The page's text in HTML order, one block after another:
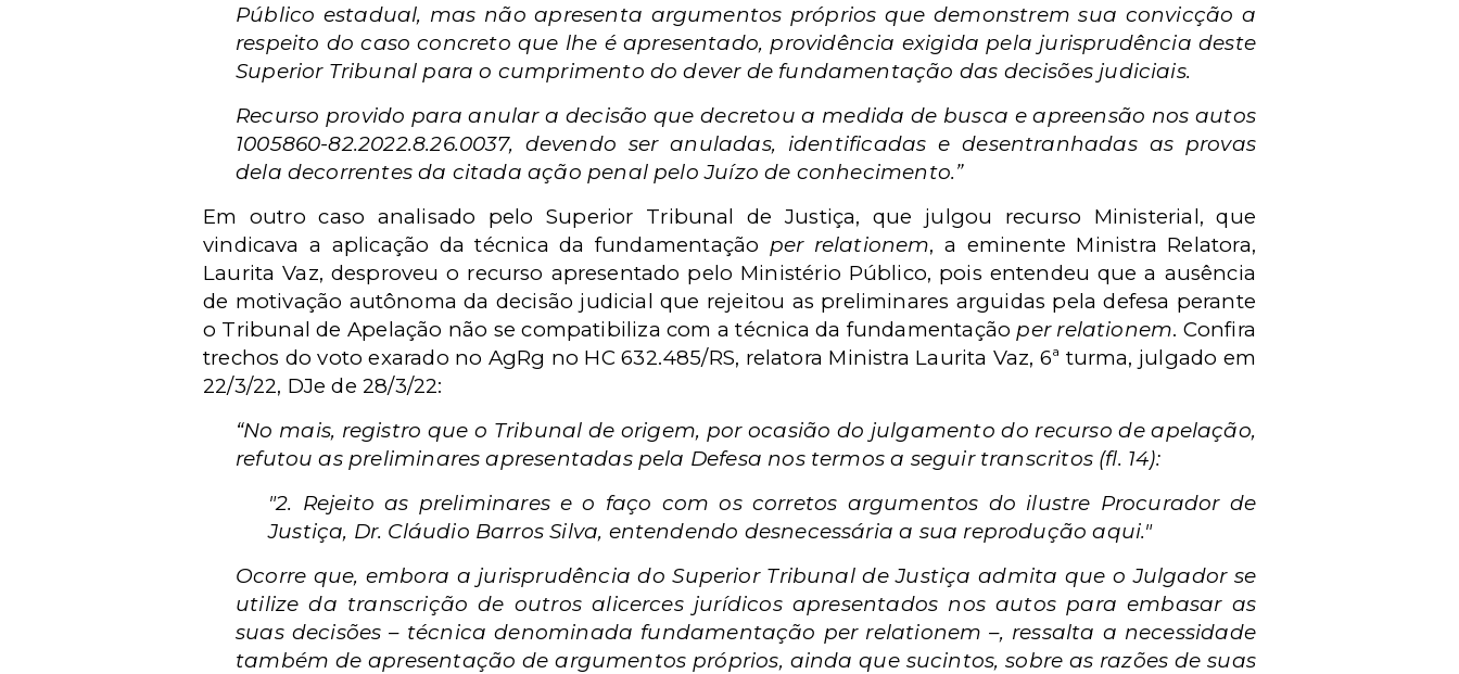
Público estadual, mas não apresenta argumentos próprios que demonstrem sua convicção a
respeito do caso concreto que lhe é apresentado, providência exigida pela jurisprudência deste
Superior Tribunal para o cumprimento do dever de fundamentação das decisões judiciais.
Recurso provido para anular a decisão que decretou a medida de busca e apreensão nos autos
1005860-82.2022.8.26.0037, devendo ser anuladas, identificadas e desentranhadas as provas
dela decorrentes da citada ação penal pelo Juízo de conhecimento.”
Em outro caso analisado pelo Superior Tribunal de Justiça, que julgou recurso Ministerial, que
vindicava a aplicação da técnica da fundamentação per relationem, a eminente Ministra Relatora,
Laurita Vaz, desproveu o recurso apresentado pelo Ministério Público, pois entendeu que a ausência
de motivação autônoma da decisão judicial que rejeitou as preliminares arguidas pela defesa perante
o Tribunal de Apelação não se compatibiliza com a técnica da fundamentação per relationem. Confira
trechos do voto exarado no AgRg no HC 632.485/RS, relatora Ministra Laurita Vaz, 6ª turma, julgado em
22/3/22, DJe de 28/3/22:
“No mais, registro que o Tribunal de origem, por ocasião do julgamento do recurso de apelação,
refutou as preliminares apresentadas pela Defesa nos termos a seguir transcritos (fl. 14):
"2. Rejeito as preliminares e o faço com os corretos argumentos do ilustre Procurador de
Justiça, Dr. Cláudio Barros Silva, entendendo desnecessária a sua reprodução aqui."
Ocorre que, embora a jurisprudência do Superior Tribunal de Justiça admita que o Julgador se
utilize da transcrição de outros alicerces jurídicos apresentados nos autos para embasar as
suas decisões – técnica denominada fundamentação per relationem –, ressalta a necessidade
também de apresentação de argumentos próprios, ainda que sucintos, sobre as razões de suas